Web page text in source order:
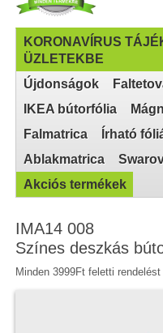
KORONAVÍRUS
ÜZLETEKBE
Újdonságok
IKEA bútorfólia
Falmatrica
Írható
Ablakmatrica
Akciós termékek
IMA14 008
Színes deszkás
Minden 3999Ft feletti